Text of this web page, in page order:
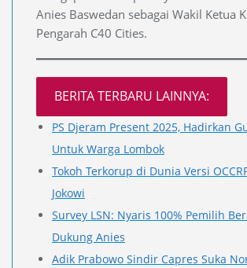
Anies Baswedan sebagai Wakil Ketua
Pengarah C40 Cities.
BERITA TERBARU LAINNYA:
PS Djeram Present 2025, Hadirkan
Untuk Warga Lombok
Tokoh Terkorup di Dunia Versi
Jokowi
Survey LSN: Nyaris 100% Pemilih
Dukung Anies
Adik Prabowo Sindir Capres Suka